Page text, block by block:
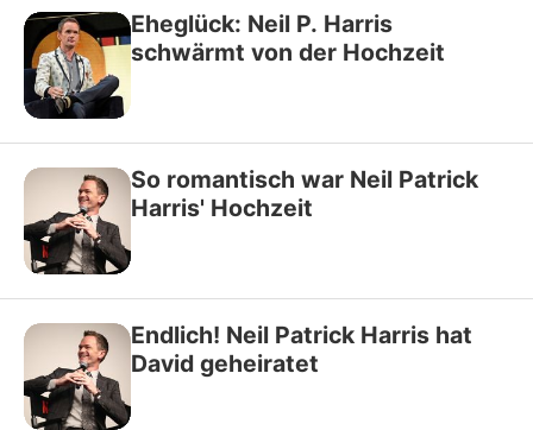
Eheglück: Neil P. Harris
schwärmt von der Hochzeit
So romantisch war Neil Patrick
Harris' Hochzeit
Endlich! Neil Patrick Harris hat
David geheiratet